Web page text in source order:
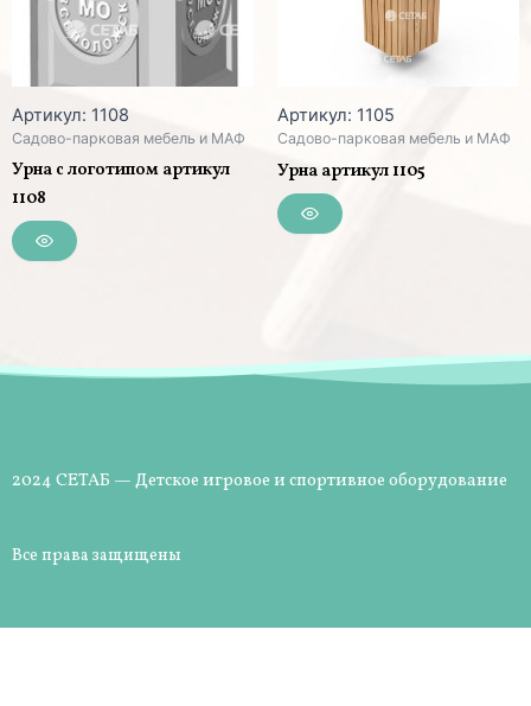
Артикул: 1108
Садово-парковая мебель и МАФ
Урна с логотипом артикул
1108
Артикул: 1105
Садово-парковая мебель и МАФ
Урна артикул 1105
2024 СЕТАБ — Детское игровое и спортивное оборудование
Все права защищены